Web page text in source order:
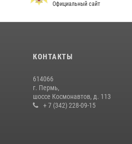
Официальный сайт
КОНТАКТЫ
614066
г. Пермь,
шоссе Космонавтов, д. 113
+ 7 (342) 228-09-15